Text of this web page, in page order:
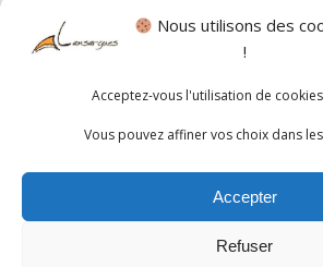
Nous utilisons des
!
Acceptez-vous l'utilisation de
Vous pouvez affiner vos choix dans
Accepter
Refuser
Politique cookies•Mentions légales